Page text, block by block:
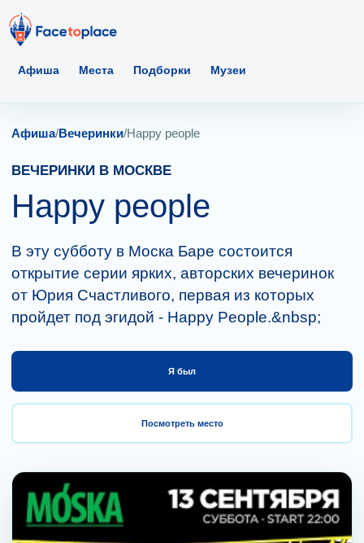
Афиша Места Подборки Музеи
Афиша/Вечеринки/Happy people
ВЕЧЕРИНКИ В МОСКВЕ
Happy people
В эту субботу в Моска Баре состоится
открытие серии ярких, авторских вечеринок
от Юрия Счастливого, первая из которых
пройдет под эгидой - Happy People.&nbsp;
Я был
Посмотреть место